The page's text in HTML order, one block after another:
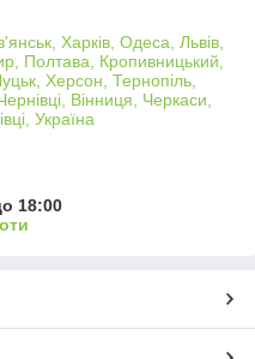
Харків, Одеса, Львів,
Полтава, Кропивницький,
Херсон, Тернопіль,
Вінниця, Черкаси,
Україна
18:00